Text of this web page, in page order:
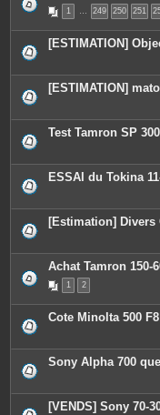
1 … 249 250 251
[ESTIMATION]
[ESTIMATION]
Test Tamron SP
ESSAI du Tokina
[Estimation]
Achat Tamron 150-
1 2
Cote Minolta 500 F8
Sony Alpha 700
[VENDS] Sony 70-